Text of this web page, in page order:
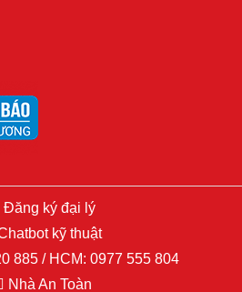
All Right Reserved. Developed by
Đăng ký đại lý
kỹ thuật
885 / HCM: 0977 555 804
Nhà An Toàn